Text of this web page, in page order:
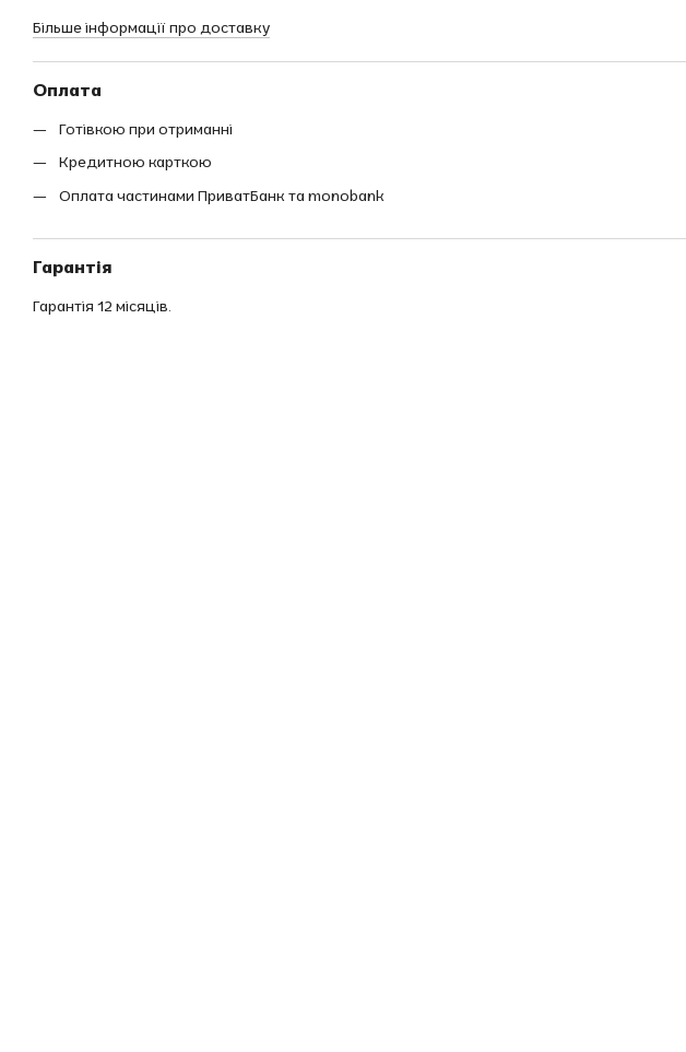
Більше інформації про доставку
Оплата
Готівкою при отриманні
Кредитною карткою
Оплата частинами ПриватБанк та monobank
Гарантія
Гарантія 12 місяців.